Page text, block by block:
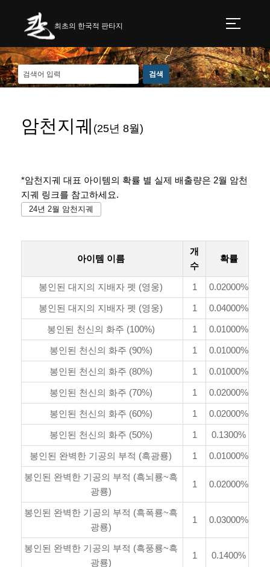
최초의 한국적 판타지
암천지궤 (25년 8월)
*암천지궤 대표 아이템의 확률 별 실제 배출량은 2월 암천
지궤 링크를 참고하세요.
24년 2월 암천지궤
아이템 이름
개
수
확률
봉인된 대지의 지배자 펫 (영웅) 1 0.02000%
봉인된 대지의 지배자 펫 (영웅) 1 0.04000%
봉인된 천신의 화주 (100%) 1 0.01000%
봉인된 천신의 화주 (90%) 1 0.01000%
봉인된 천신의 화주 (80%) 1 0.01000%
봉인된 천신의 화주 (70%) 1 0.02000%
봉인된 천신의 화주 (60%) 1 0.02000%
봉인된 천신의 화주 (50%) 1 0.1300%
봉인된 완벽한 기공의 부적 (흑광룡) 1 0.01000%
봉인된 완벽한 기공의 부적 (흑뇌룡~흑
광룡)
1 0.02000%
봉인된 완벽한 기공의 부적 (흑폭룡~흑
광룡)
1 0.03000%
봉인된 완벽한 기공의 부적 (흑풍룡~흑
광룡)
1 0.1400%